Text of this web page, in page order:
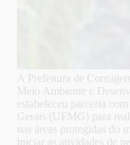
A Prefeitura de
Meio Ambiente e
estabeleceu parceria
Gerais (UFMG) para
nas áreas protegidas do
iniciar as atividades de